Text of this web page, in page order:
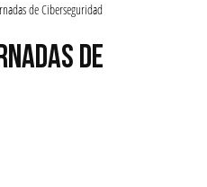
de Ciberseguridad
DE